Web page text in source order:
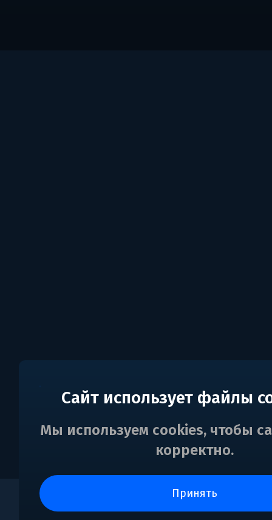
0
Сайт использует файлы
Мы используем cookies, чтобы
корректно.
принять